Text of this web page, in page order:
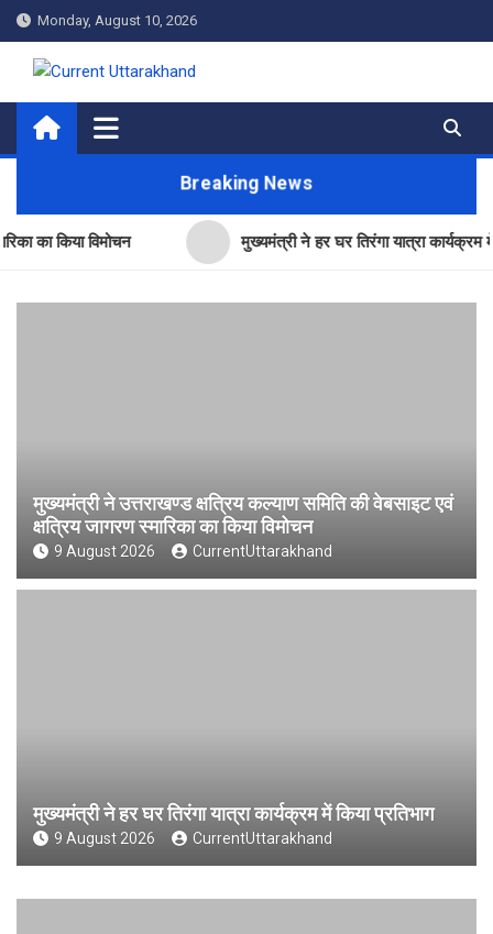
Skip
to
content
Monday, August 10, 2026
Current Uttarakhand
Breaking News
विमोचन मुख्यमंत्री ने हर घर तिरंगा यात्रा कार्यक्रम में किया
मुख्यमंत्री ने उत्तराखण्ड क्षत्रिय कल्याण समिति की वेबसाइट एवं
क्षत्रिय जागरण स्मारिका का किया विमोचन
9 August 2026 CurrentUttarakhand
मुख्यमंत्री ने हर घर तिरंगा यात्रा कार्यक्रम में किया प्रतिभाग
9 August 2026 CurrentUttarakhand